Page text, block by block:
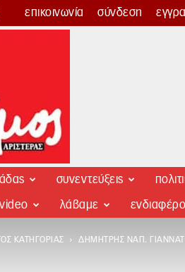
επικοινωνία σύνδεση
συνεντεύξεις
video λάβαμε
ΚΑΤΗΓΟΡΊΑΣ ΔΗΜΉΤΡΗΣ ΝΑΠ.